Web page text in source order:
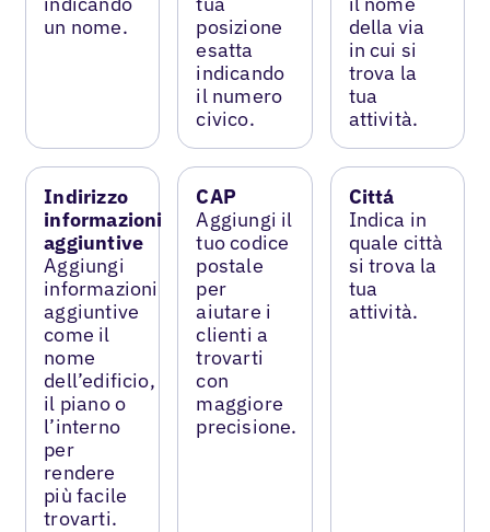
un nome.
posizione
esatta
indicando
il numero
civico.
della via
in cui si
trova la
tua
attività.
Indirizzo
informazioni
aggiuntive
Aggiungi
informazioni
aggiuntive
come il
nome
dell’edificio,
il piano o
l’interno
per
rendere
più facile
trovarti.
CAP
Aggiungi il
tuo codice
postale
per
aiutare i
clienti a
trovarti
con
maggiore
precisione.
Cittá
Indica in
quale città
si trova la
tua
attività.